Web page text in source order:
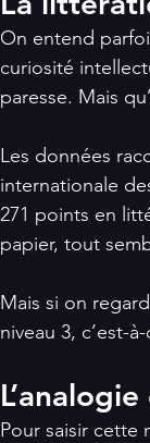
On entend
curiosité
paresse. Mais
Les données
internationale
271 points en
papier, tout
Mais si on
niveau 3, c’est-
Pour saisir cette